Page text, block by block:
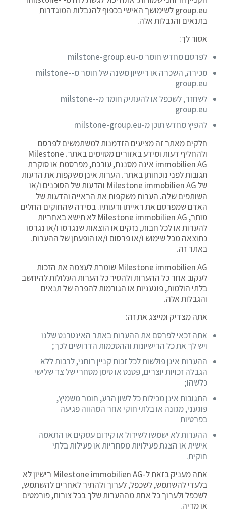
group.eu לשימושך האישי בכפוף להגבלות המוגדרות
בתנאים והגבלות אלה.
אסור לך:
לפרסם מחדש חומר מ-milstone-group.eu
מכירה, השכרה או רישיון משנה של חומר מ-milstone-
group.eu
לשחזר, לשכפל או להעתיק חומר מ-milstone-
group.eu
להפיץ מחדש תוכן מ-milstone-group.eu
חלקים מאתר זה מציעים הזדמנות למשתמשים לפרסם
ולהחליף דעות ומידע באזורים מסוימים באתר. Milestone
immobilien AG אינה מסננת, עורכת, מפרסמת או סוקרת
תגובות לפני נוכחותן באתר. הערות אינן משקפות את הדעות
של Milestone immobilien AG והדעות של הסוכנים ו/או
השותפים שלה. הערות משקפות את הראייה והדעות של
האדם שמפרסם את ראייתו ודעותיו. במידה שהחוקים החלים
מותר, Milestone immobilien AG לא תישא באחריות
להערות או לכל חבות, נזקים או הוצאות שנגרמו ו/או נגרמו
כתוצאה מכל שימוש ו/או פרסום ו/או הופעתן של ההערות.
באתר זה.
Milestone immobilien AG שומרת לעצמה את הזכות
לעקוב אחר כל ההערות ולהסיר כל הערות העלולות להיחשב
בלתי הולמות, פוגעניות או הגורמות להפרה של תנאים
והגבלות אלה.
אתה מצדיק ומייצג את זה:
אתה זכאי לפרסם את ההערות באתר האינטרנט שלנו
ויש לך את כל הרישיונות וההסכמות הדרושים לכך;
ההערות אינן פולשות לכל זכות קניין רוחני, לרבות ללא
הגבלה זכויות יוצרים, פטנט או סימן מסחרי של צד שלישי
כלשהו;
התגובות אינן מכילות כל לשון הרע, חומר משמיץ,
פוגעני, מגונה או בלתי חוקי אחר המהווה פגיעה
בפרטיות
ההערות לא ישמשו לשידול או קידום עסקים או התאמה
אישית או הצגת פעילויות מסחריות או פעילות בלתי
חוקית.
אתה מעניק בזאת ל-Milestone immobilien AG רישיון לא
בלעדי להשתמש, לשכפל, לערוך ולהתיר לאחרים להשתמש,
לשכפל ולערוך כל אחת מההערות שלך בכל צורות, פורמטים
או מדיה.